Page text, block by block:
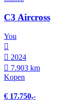
C3 Aircross
You
2024
7.903 km
Kopen
€ 17.750,-